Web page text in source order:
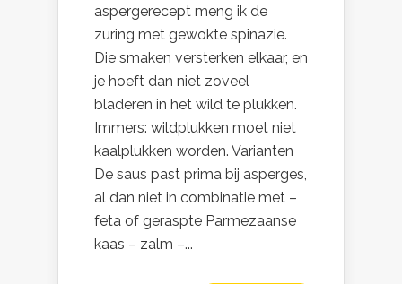
aspergerecept meng ik de
zuring met gewokte spinazie.
Die smaken versterken elkaar, en
je hoeft dan niet zoveel
bladeren in het wild te plukken.
Immers: wildplukken moet niet
kaalplukken worden. Varianten
De saus past prima bij asperges,
al dan niet in combinatie met –
feta of geraspte Parmezaanse
kaas – zalm –...